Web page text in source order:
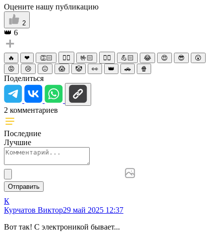
Оцените нашу публикацию
2
👑 6
🔥 ❤ 👏🏻 ☝🏻 🤟🏻 ✌🏻 💪🏻 😂 😍 😎
😮
😡
😢 😐 😱 🤡 👀 👑 🚗 🍿
Поделиться
2 комментариев
Последние
Лучшие
Отправить
К
Курчатов Виктор29 май 2025 12:37
Вот так! С электроникой бывает...